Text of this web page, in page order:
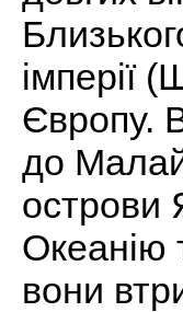
імперії
Європу.
до
острови
Океанію
вони